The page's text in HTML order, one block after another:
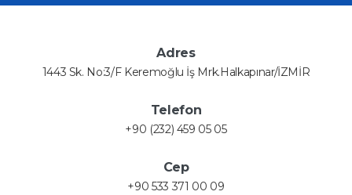
Adres
1443 Sk. No:3/F Keremoğlu İş Mrk.Halkapınar/İZMİR
Telefon
+90 (232) 459 05 05
Cep
+90 533 371 00 09